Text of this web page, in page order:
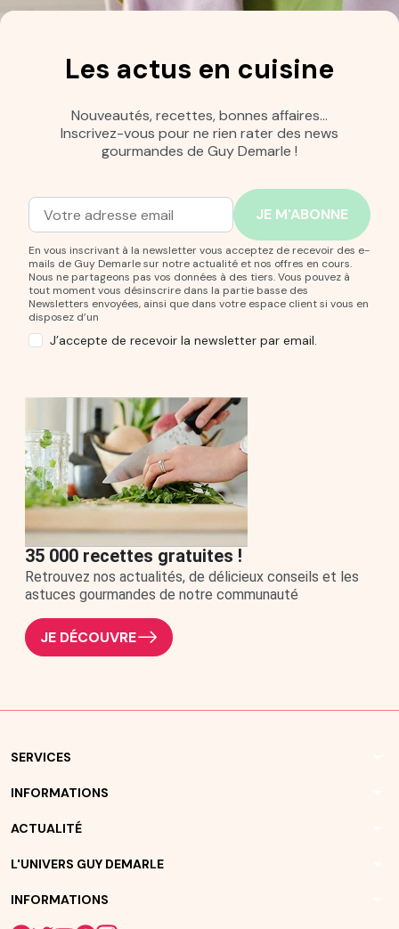
Les actus en cuisine
Nouveautés, recettes, bonnes affaires…
Inscrivez-vous pour ne rien rater des news
gourmandes de Guy Demarle !
Adresse mail
Entrez votre adresse mail pour vous abonner à notre
En vous inscrivant à la newsletter vous acceptez de recevoir des e-
mails de Guy Demarle sur notre actualité et nos offres en cours.
Nous ne partageons pas vos données à des tiers. Vous pouvez à
tout moment vous désinscrire dans la partie basse des
Newsletters envoyées, ainsi que dans votre espace client si vous en
disposez d’un
J’accepte de recevoir la newsletter par email.
35 000 recettes gratuites !
Retrouvez nos actualités, de délicieux conseils et les
astuces gourmandes de notre communauté
JE DÉCOUVRE
SERVICES
INFORMATIONS
ACTUALITÉ
L'UNIVERS GUY DEMARLE
INFORMATIONS